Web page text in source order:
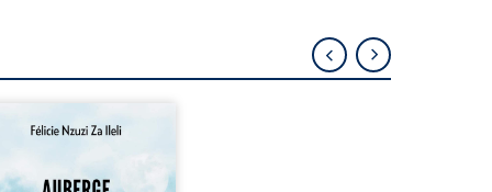
de la maison de la
exemplaire de Mbala